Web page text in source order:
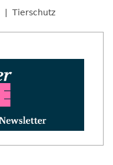
Tierschutz